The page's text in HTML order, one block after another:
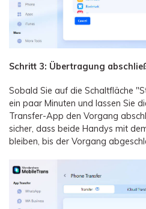
Schritt 3: Übertragung
Sobald Sie auf die Schaltfläche
ein paar Minuten und lassen Sie
Transfer-App den Vorgang
sicher, dass beide Handys mit
bleiben, bis der Vorgang